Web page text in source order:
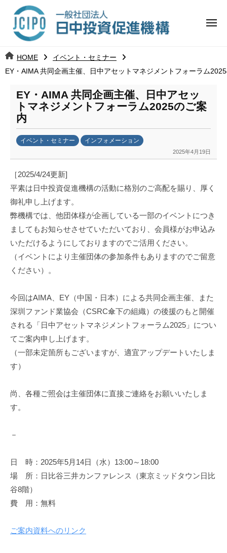
ツ
へ
日
中
投
資
促
進
機
構
j
メ
HOME
イベント・セミナー
EY・AIMA 共同企画主催、日中アセットマネジメントフォーラム
EY・AIMA 共同企画主催、日中アセッ
トマネジメントフォーラム2025のご案
内
イベント・セミナー インフォメーション
2025年4月19日
日
中
投
資
促
進
構
(
c
i
p
o
)
［2025/4/24更新]
平素は日中投資促進機構の活動に格別のご高配を賜り、厚く
御礼申し上げます。
弊機構では、他団体様が企画している一部のイベントにつき
ましてもお知らせさせていただいており、会員様がお申込み
いただけるようにしておりますのでご活用ください。
（イベントにより主催団体の参加条件もありますのでご留意
ください）。
今回はAIMA、EY（中国・日本）による共同企画主催、また
深圳ファンド業協会（CSRC傘下の組織）の後援のもと開催
される「日中アセットマネジメントフォーラム2025」につい
てご案内申し上げます。
（一部未定箇所もございますが、適宜アップデートいたしま
す）
尚、各種ご照会は主催団体に直接ご連絡をお願いいたしま
す。
－
日 時：2025年5月14日（水）13:00～18:00
場 所：日比谷三井カンファレンス（東京ミッドタウン日比
谷8階）
費 用：無料
ご案内資料へのリンク
日
中
資
進
機
構